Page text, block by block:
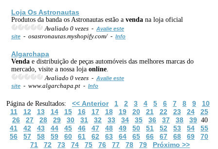
Loja Os Astronautas
Produtos da banda os Astronautas estão a venda na loja oficial
Avaliado 0 vezes - Avalie este
site - osastronautas.myshopify.com/ - Info
Algarchapa
Venda e distribuição de peças automóveis das melhores marcas do
mercado, visite a nossa loja online
Avaliado 0 vezes - Avalie este
site - www.algarchapa.pt - Info
Página de Resultados: << Anterior 1 2 3 4 5 6 7 8 9
10
11
12 13 14 15 16 17 18 19 20 21 22 23 24
25
26
27 28 29 30 31 32 33 34 35 36 37 38 39 40
41 42 43 44 45 46 47 48 49 50 51 52 53 54
55
56
57 58 59 60 61 62 63 64 65 66 67 68 69
70
71
72 73 74 75 76 77 78 79 Próximo >>